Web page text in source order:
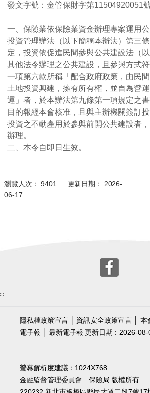
發文字號：金管保財字第11504920051號
一、保險業依保險業資金辦理專案運用
投資管理辦法（以下簡稱本辦法）第三
定，投資依促進民間參與公共建設法（
其他法令辦理之公共建設，且參與方式
一項第六款所稱「配合政府政策，由民
土地投資興建，擁有所有權，並自為營
運」者，於本辦法第九條第一項規定之
目的報經本會核准，且與主辦機關簽訂
投資之不動產用於參與前開公共建設者
辦理。
二、本令自即日生效。
瀏覽人次： 9401 更新日期： 2026-
06-17
:::
隱私權政策宣言 資訊安全政策宣言 本
電子報
最新電子報 更新日期：2026-08-
螢幕解析度建議：1024X768
金融監督管理委員會 保險局 版權所有